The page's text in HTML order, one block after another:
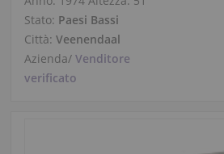
Stato: Paesi Bassi
Città: Veenendaal
Azienda/ Venditore
verificato